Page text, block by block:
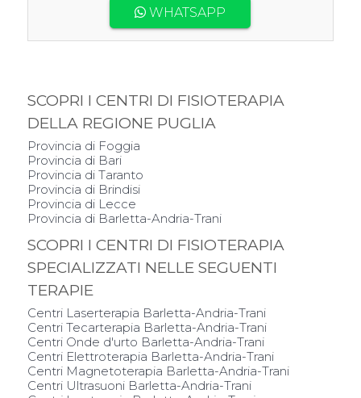
WHATSAPP
SCOPRI I CENTRI DI FISIOTERAPIA
DELLA REGIONE PUGLIA
Provincia di Foggia
Provincia di Bari
Provincia di Taranto
Provincia di Brindisi
Provincia di Lecce
Provincia di Barletta-Andria-Trani
SCOPRI I CENTRI DI FISIOTERAPIA
SPECIALIZZATI NELLE SEGUENTI
TERAPIE
Centri Laserterapia Barletta-Andria-Trani
Centri Tecarterapia Barletta-Andria-Trani
Centri Onde d'urto Barletta-Andria-Trani
Centri Elettroterapia Barletta-Andria-Trani
Centri Magnetoterapia Barletta-Andria-Trani
Centri Ultrasuoni Barletta-Andria-Trani